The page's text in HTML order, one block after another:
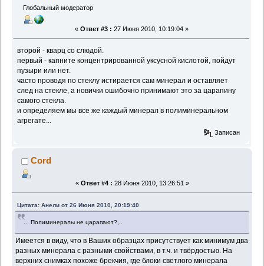
Глобальный модератор
« Ответ #3 : 27 Июня 2010, 10:19:04 »
второй - кварц со слюдой.
первый - капните концентрированной уксусной кислотой, пойдут
пузыри или нет.
часто проводя по стеклу истирается сам минерал и оставляет
след на стекле, а новички ошибочно принимают это за царапину
самого стекла.
и определяем мы все же каждый минерал в полиминеральном
агрегате...
Записан
Cord
« Ответ #4 : 28 Июня 2010, 13:26:51 »
Цитата: Анели от 26 Июня 2010, 20:19:40
... Полиминералы не царапают?,..
Имеется в виду, что в Ваших образцах присутствует как минимум два
разных минерала с разными свойствами, в т.ч. и твёрдостью. На
верхних снимках похоже брекчия, где блоки светлого минерала